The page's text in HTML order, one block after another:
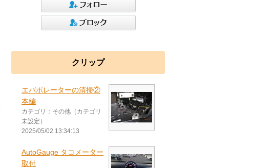
クリップ
エバポレーターの清掃②
本編
カテゴリ：その他（カテゴリ
未設定）
2025/05/02 13:34:13
AutoGauge タコメーター
取付